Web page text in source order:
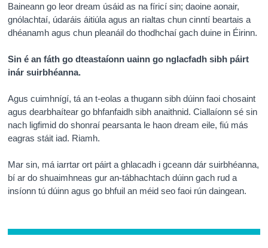
Baineann go leor dream úsáid as na fíricí sin; daoine aonair,
gnólachtaí, údaráis áitiúla agus an rialtas chun cinntí beartais a
dhéanamh agus chun pleanáil do thodhchaí gach duine in Éirinn.
Sin é an fáth go dteastaíonn uainn go nglacfadh sibh páirt
inár suirbhéanna.
Agus cuimhnígí, tá an t-eolas a thugann sibh dúinn faoi chosaint
agus dearbhaítear go bhfanfaidh sibh anaithnid. Ciallaíonn sé sin
nach ligfimid do shonraí pearsanta le haon dream eile, fiú más
eagras stáit iad. Riamh.
Mar sin, má iarrtar ort páirt a ghlacadh i gceann dár suirbhéanna,
bí ar do shuaimhneas gur an-tábhachtach dúinn gach rud a
insíonn tú dúinn agus go bhfuil an méid seo faoi rún daingean.